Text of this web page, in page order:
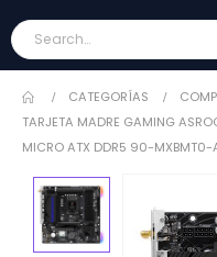
CATEGORÍAS
TARJETA MADRE GAMING
MICRO ATX DDR5 90-MXBMT0-